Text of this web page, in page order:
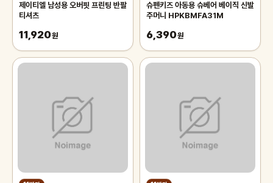
제이티엘 남성용 오버핏 프린팅 반팔
티셔츠
11,920원
슈펜키즈 아동용 슈베어 베이직 신발
주머니 HPKBMFA31M
6,390원